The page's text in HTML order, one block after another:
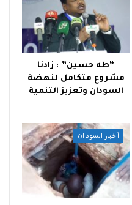
“طه حسين” : زادنا
مشروع متكامل لنهضة
السودان وتعزيز التنمية
أخبار السودان